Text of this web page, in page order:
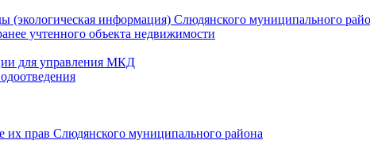
информация) Слюдянского муниципального
учтенного объекта недвижимости
для управления МКД
их прав Слюдянского муниципального района